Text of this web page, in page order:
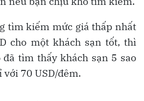
tìm kiếm mức giá thấp nhất
cho một khách sạn tốt, thì
đã tìm thấy khách sạn 5 sao
70 USD/đêm.